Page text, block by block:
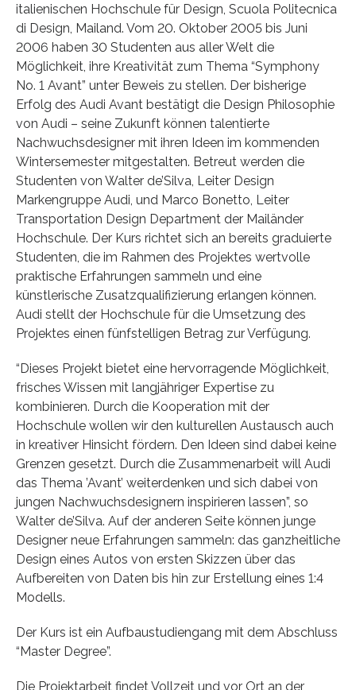
italienischen Hochschule für Design, Scuola Politecnica
di Design, Mailand. Vom 20. Oktober 2005 bis Juni
2006 haben 30 Studenten aus aller Welt die
Möglichkeit, ihre Kreativität zum Thema “Symphony
No. 1 Avant” unter Beweis zu stellen. Der bisherige
Erfolg des Audi Avant bestätigt die Design Philosophie
von Audi – seine Zukunft können talentierte
Nachwuchsdesigner mit ihren Ideen im kommenden
Wintersemester mitgestalten. Betreut werden die
Studenten von Walter de’Silva, Leiter Design
Markengruppe Audi, und Marco Bonetto, Leiter
Transportation Design Department der Mailänder
Hochschule. Der Kurs richtet sich an bereits graduierte
Studenten, die im Rahmen des Projektes wertvolle
praktische Erfahrungen sammeln und eine
künstlerische Zusatzqualifizierung erlangen können.
Audi stellt der Hochschule für die Umsetzung des
Projektes einen fünfstelligen Betrag zur Verfügung.
“Dieses Projekt bietet eine hervorragende Möglichkeit,
frisches Wissen mit langjähriger Expertise zu
kombinieren. Durch die Kooperation mit der
Hochschule wollen wir den kulturellen Austausch auch
in kreativer Hinsicht fördern. Den Ideen sind dabei keine
Grenzen gesetzt. Durch die Zusammenarbeit will Audi
das Thema ’Avant’ weiterdenken und sich dabei von
jungen Nachwuchsdesignern inspirieren lassen”, so
Walter de’Silva. Auf der anderen Seite können junge
Designer neue Erfahrungen sammeln: das ganzheitliche
Design eines Autos von ersten Skizzen über das
Aufbereiten von Daten bis hin zur Erstellung eines 1:4
Modells.
Der Kurs ist ein Aufbaustudiengang mit dem Abschluss
“Master Degree”.
Die Projektarbeit findet Vollzeit und vor Ort an der